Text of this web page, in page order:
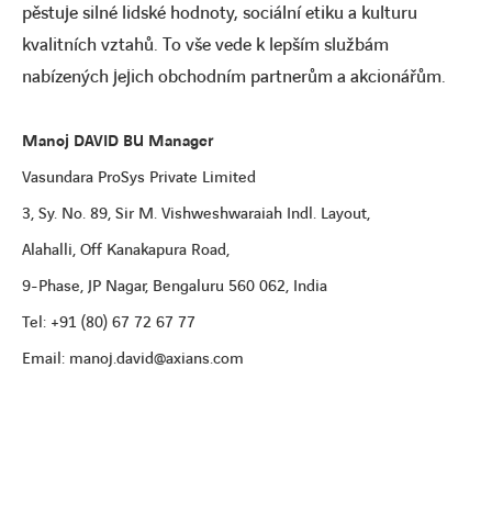
pěstuje silné lidské hodnoty, sociální etiku a kulturu
kvalitních vztahů. To vše vede k lepším službám
nabízených jejich obchodním partnerům a akcionářům.
Manoj DAVID BU Manager
Vasundara ProSys Private Limited
3, Sy. No. 89, Sir M. Vishweshwaraiah Indl. Layout,
Alahalli, Off Kanakapura Road,
9-Phase, JP Nagar, Bengaluru 560 062, India
Tel: +91 (80) 67 72 67 77
Email: manoj.david@axians.com